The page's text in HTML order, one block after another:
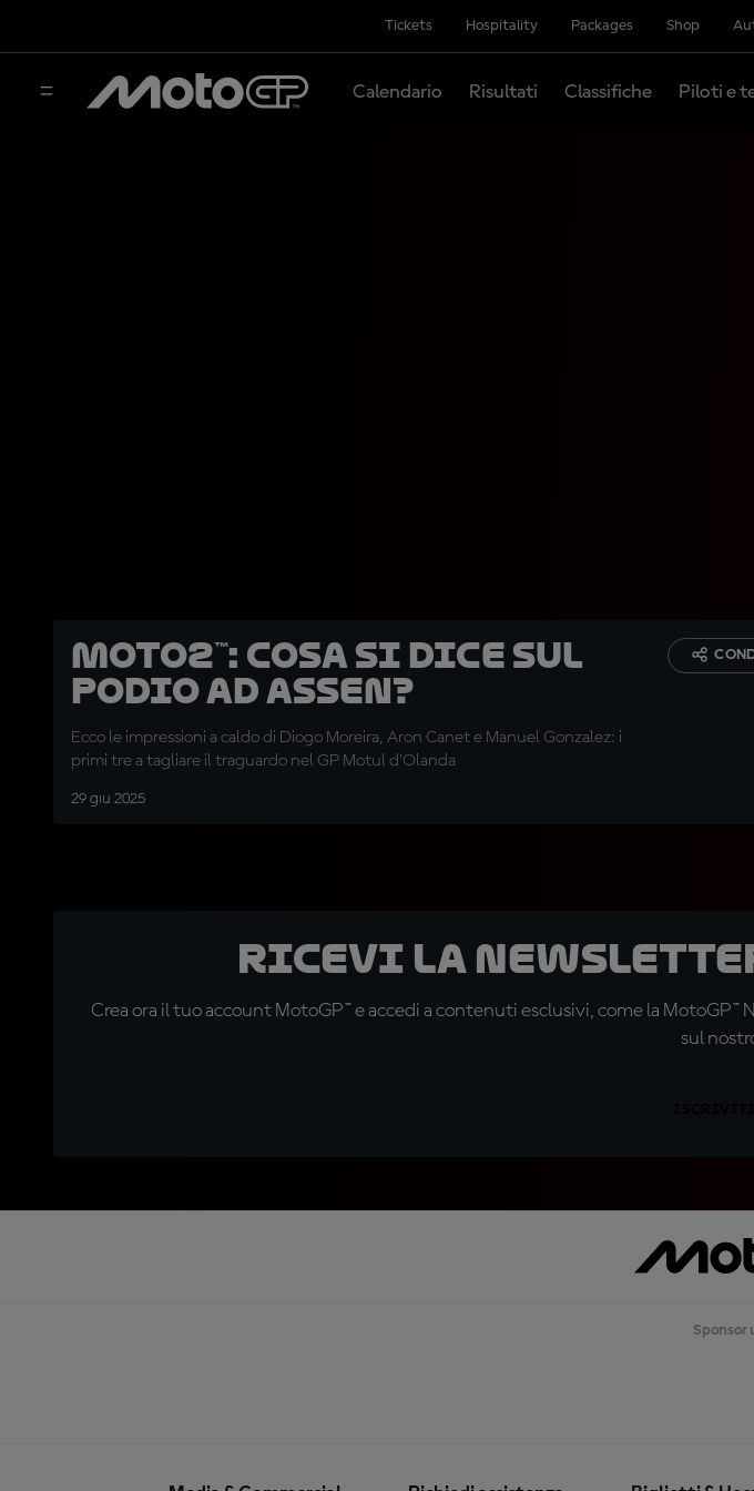
Tickets Hospitality Packages Shop
Calendario Risultati Classifiche Piloti e
Moto2™: cosa si dice sul
podio ad Assen?
Ecco le impressioni a caldo di Diogo Moreira, Aron Canet e Manuel Gonzalez: i
primi tre a tagliare il traguardo nel GP Motul d'Olanda
29 giu 2025
Ricevi la
Crea ora il tuo account MotoGP™ e accedi a contenuti esclusivi, come la
sul
Sponsor